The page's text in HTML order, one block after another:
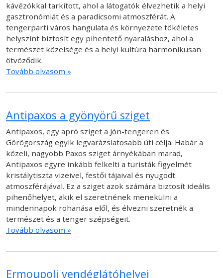
kávézókkal tarkított, ahol a látogatók élvezhetik a helyi
gasztronómiát és a paradicsomi atmoszférát. A
tengerparti város hangulata és környezete tökéletes
helyszínt biztosít egy pihentető nyaraláshoz, ahol a
természet közelsége és a helyi kultúra harmonikusan
ötvöződik.
Tovább olvasom »
Antipaxos a gyönyörű sziget
Antipaxos, egy apró sziget a Jón-tengeren és
Görögország egyik legvarázslatosabb úti célja. Habár a
közeli, nagyobb Paxos sziget árnyékában marad,
Antipaxos egyre inkább felkelti a turisták figyelmét
kristálytiszta vizeivel, festői tájaival és nyugodt
atmoszférájával. Ez a sziget azok számára biztosít ideális
pihenőhelyet, akik el szeretnének menekülni a
mindennapok rohanása elől, és élvezni szeretnék a
természet és a tenger szépségeit.
Tovább olvasom »
Ermoupoli vendéglátóhelyei